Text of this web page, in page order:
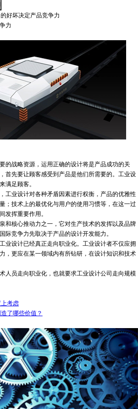
好坏决定产品竞争力
力
战略资源，运用正确的设计将是产品成功的关
首先要让顾客感受到产品是他们所需要的。工业设
满足顾客。
业设计对各种矛盾因素进行权衡，产品的优雅性
；技术上的最优化与用户的使用习惯等，在这一过
发挥重要作用。
核心推动力之一，它对生产技术的发挥以及品牌
际竞争力先取决于产品的设计开发能力。
设计已经真正走向职业化。工业设计者不仅应拥
，更应在某一领域内有所钻研，在设计知识和技术
员走向职业化，也就要求工业设计公司走向规模
考虑
了哪些价值？